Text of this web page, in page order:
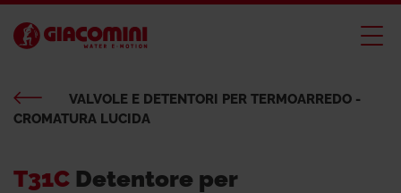
VALVOLE E DETENTORI PER TERMOARREDO -
CROMATURA LUCIDA
T31C Detentore per